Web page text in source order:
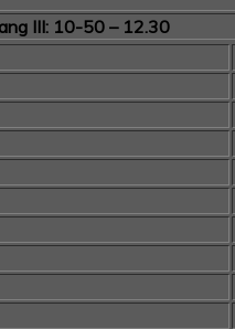
III: 10-50 – 12.30